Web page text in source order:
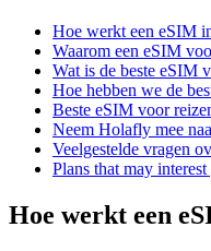
Hoe werkt een eSIM
Waarom een eSIM
Wat is de beste eSIM
Hoe hebben we de
Beste eSIM voor
Neem Holafly mee
Veelgestelde vragen
Plans that may interest
Hoe werkt een